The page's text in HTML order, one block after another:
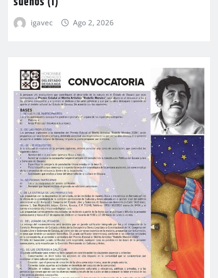
igavec Ago 2, 2026